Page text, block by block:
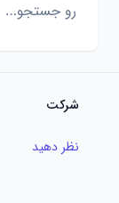
رو جستجو…
شرکت
نظر دهید